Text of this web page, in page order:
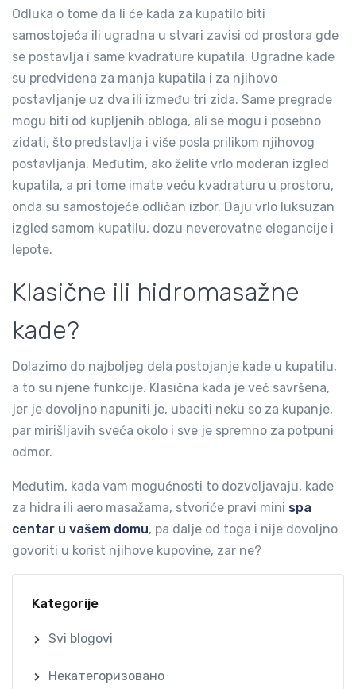
Odluka o tome da li će kada za kupatilo biti
samostojeća ili ugradna u stvari zavisi od prostora gde
se postavlja i same kvadrature kupatila. Ugradne kade
su predviđena za manja kupatila i za njihovo
postavljanje uz dva ili između tri zida. Same pregrade
mogu biti od kupljenih obloga, ali se mogu i posebno
zidati, što predstavlja i više posla prilikom njihovog
postavljanja. Međutim, ako želite vrlo moderan izgled
kupatila, a pri tome imate veću kvadraturu u prostoru,
onda su samostojeće odličan izbor. Daju vrlo luksuzan
izgled samom kupatilu, dozu neverovatne elegancije i
lepote.
Klasične ili hidromasažne
kade?
Dolazimo do najboljeg dela postojanje kade u kupatilu,
a to su njene funkcije. Klasična kada je već savršena,
jer je dovoljno napuniti je, ubaciti neku so za kupanje,
par mirišljavih sveća okolo i sve je spremno za potpuni
odmor.
Međutim, kada vam mogućnosti to dozvoljavaju, kade
za hidra ili aero masažama, stvoriće pravi mini spa
centar u vašem domu, pa dalje od toga i nije dovoljno
govoriti u korist njihove kupovine, zar ne?
Kategorije
Svi blogovi
Некатегоризовано